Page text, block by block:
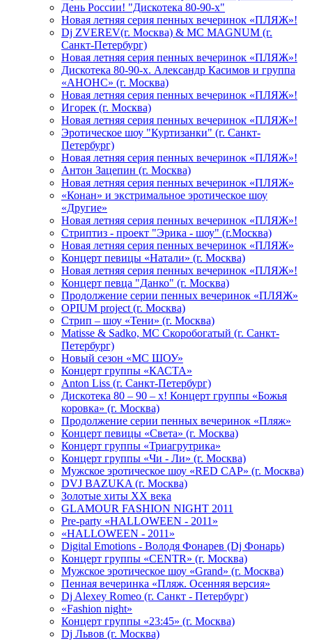
День России! "Дискотека 80-90-х"
Новая летняя серия пенных вечеринок «ПЛЯЖ»!
Dj ZVEREV(г. Москва) & MC MAGNUM (г.
Санкт-Петербург)
Новая летняя серия пенных вечеринок «ПЛЯЖ»!
Дискотека 80-90-х. Александр Касимов и группа
«АНОНС» (г. Москва)
Новая летняя серия пенных вечеринок «ПЛЯЖ»!
Игорек (г. Москва)
Новая летняя серия пенных вечеринок «ПЛЯЖ»!
Эротическое шоу "Куртизанки" (г. Санкт-
Петербург)
Новая летняя серия пенных вечеринок «ПЛЯЖ»!
Антон Зацепин (г. Москва)
Новая летняя серия пенных вечеринок «ПЛЯЖ»
«Конан» и экстримальное эротическое шоу
«Другие»
Новая летняя серия пенных вечеринок «ПЛЯЖ»!
Стриптиз - проект "Эрика - шоу" (г.Москва)
Новая летняя серия пенных вечеринок «ПЛЯЖ»
Концерт певицы «Натали» (г. Москва)
Новая летняя серия пенных вечеринок «ПЛЯЖ»!
Концерт певца "Данко" (г. Москва)
Продолжение серии пенных вечеринок «ПЛЯЖ»
OPIUM project (г. Москва)
Стрип – шоу «Тени» (г. Москва)
Matissе & Sadko, MC Скоробогатый (г. Санкт-
Петербург)
Новый сезон «МС ШОУ»
Концерт группы «КАСТА»
Anton Liss (г. Санкт-Петербург)
Дискотека 80 – 90 – х! Концерт группы «Божья
коровка» (г. Москва)
Продолжение серии пенных вечеринок «Пляж»
Концерт певицы «Света» (г. Москва)
Концерт группы «Триагрутрика»
Концерт группы «Чи - Ли» (г. Москва)
Мужское эротическое шоу «RED CAP» (г. Москва)
DVJ BAZUKA (г. Москва)
Золотые хиты XX века
GLAMOUR FASHION NIGHT 2011
Pre-party «HALLOWEEN - 2011»
«HALLOWEEN - 2011»
Digital Emotions - Володя Фонарев (Dj Фонарь)
Концерт группы «CENTR» (г. Москва)
Мужское эротическое шоу «Grand» (г. Москва)
Пенная вечеринка «Пляж. Осенняя версия»
Dj Alexey Romeo (г. Санкт - Петербург)
«Fashion night»
Концерт группы «23:45» (г. Москва)
Dj Львов (г. Москва)